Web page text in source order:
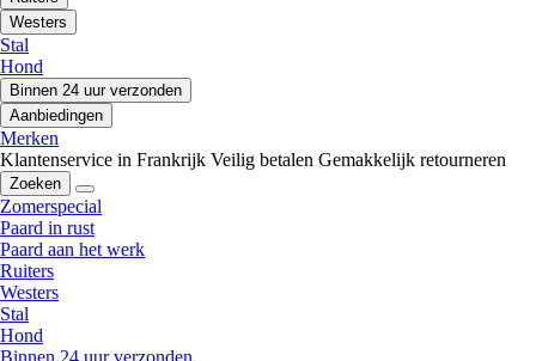
Westers
Stal
Hond
Binnen 24 uur verzonden
Aanbiedingen
Merken
Klantenservice in Frankrijk Veilig betalen Gemakkelijk retourneren
Zoeken
Zomerspecial
Paard in rust
Paard aan het werk
Ruiters
Westers
Stal
Hond